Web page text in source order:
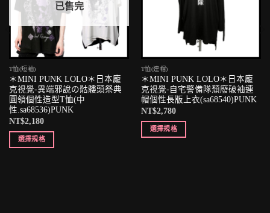
已售完
T恤(短袖)
＊MINI PUNK LOLO＊日本龐
克視覺-異端邪說の骷髏頭祭典
圓領個性造型T恤(中
性.sa68536)PUNK
NT$2,180
選擇規格
T恤(連帽)
＊MINI PUNK LOLO＊日本龐
克視覺-自宅警備隊頹廢破袖連
帽個性長版上衣(sa68540)PUNK
NT$2,780
選擇規格